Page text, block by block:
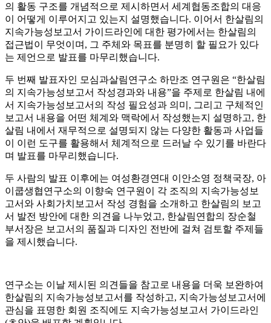
의 활동 구조를 개념적으로 제시하면서 세계협동조합의 대응
이 어떻게 이루어지고 있는지 설명했습니다. 이어서 한살림의
지속가능성보고서 가이드라인에 대한 평가에서는 한살림의
접근법이 무엇이며, 그 주체와 목표를 분명히 할 필요가 있다
는 제언으로 발표를 마무리했습니다.
두 번째 발표자인 모심과살림연구소 하만조 연구원은 “한살림
의 지속가능성보고서 작성경과와 내용”을 주제로 한살림 내에
서 지속가능성보고서의 작성 필요성과 의미, 그리고 구체적인
보고서 내용을 어떤 체계와 맥락에서 작성했는지 설명하고, 한
살림 내에서 재무적으로 설명되지 않는 다양한 활동과 사업들
이 이런 도구를 활용해서 체계적으로 드러날 수 있기를 바란다
며 발표를 마무리했습니다.
두 사람의 발표 이후에는 여성환경연대 이안소영 정책국장, 아
이쿱생협연구소의 이향숙 연구원이 각 조직의 지속가능성보
고서와 사회가치보고서 작성 경험을 소개하고 한살림의 보고
서 발전 방안에 대한 의견을 나누었고, 한살림연합의 장순철
부서장은 보고서의 품질과 디자인 전반에 걸쳐 검토할 주제들
을 제시했습니다.
연구소는 이날 제시된 의견들을 참고로 내용을 더욱 보완하여
한살림의 지속가능성보고서를 작성하고, 지속가능성보고서에
관심을 표명한 회원 조직에도 지속가능성보고서 가이드라인